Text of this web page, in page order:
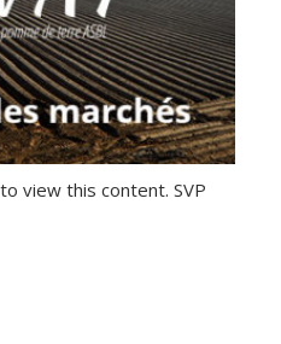
view this content. SVP